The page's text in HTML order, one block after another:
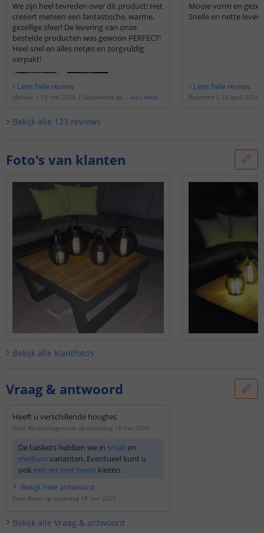
We zijn heel tevreden over dit product! Het
creëert meteen een fantastische, warme,
gezellige sfeer! De levering van onze
bestelde producten was gewoon PERFECT!
Heel snel en alles netjes en zorgvuldig
verpakt!
Lees hele review
Marijke | 15 mei 2026 | Gebaseerd op d
lees meer...
Mooie vorm en
Snelle en nette
Lees hele review
Raymond | 23 april 2026
Bekijk alle 123 reviews
Foto's van klanten
Bekijk alle klantfoto’s
Vraag & antwoord
Heeft u verschillende hoogtes
Door Marjannegeesink op maandag 18 mei 2020
De baskets hebben we in small en
medium varianten. Eventueel kunt u
ook een set met beide kiezen.
Bekijk hele antwoord
Door Bram op maandag 18 mei 2020
Bekijk alle Vraag & antwoord